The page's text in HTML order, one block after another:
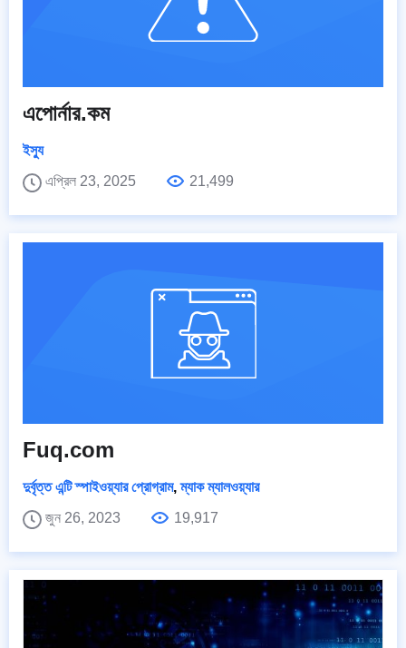
এপোর্নার.কম
ইস্যু
এপ্রিল 23, 2025
21,499
Fuq.com
দুর্বৃত্ত এন্টি স্পাইওয়্যার প্রোগ্রাম,ম্যাক ম্যালওয়্যার
জুন 26, 2023
19,917